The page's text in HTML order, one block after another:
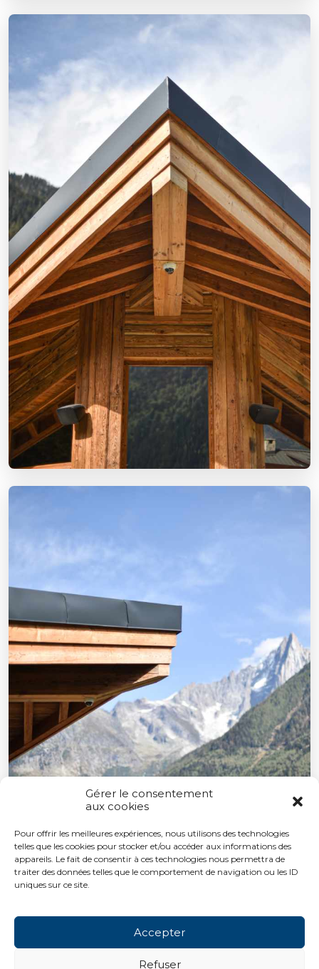
Gérer le consentement
aux cookies
Pour offrir les meilleures expériences, nous utilisons des technologies
telles que les cookies pour stocker et/ou accéder aux informations des
appareils. Le fait de consentir à ces technologies nous permettra de
traiter des données telles que le comportement de navigation ou les ID
uniques sur ce site.
Accepter
Refuser